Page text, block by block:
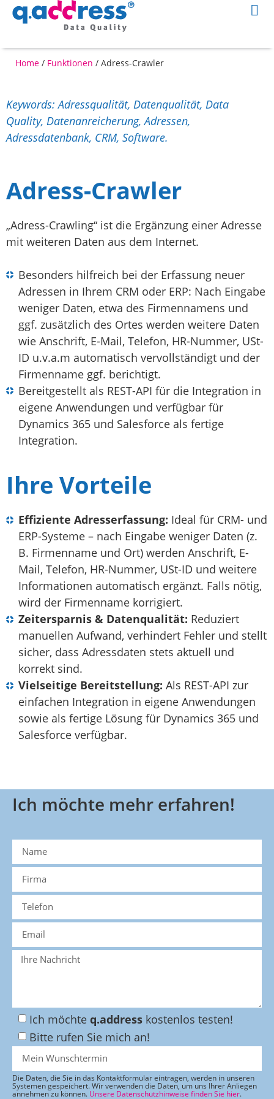
Home / Funktionen / Adress-Crawler
Keywords: Adressqualität, Datenqualität, Data
Quality, Datenanreicherung, Adressen,
Adressdatenbank, CRM, Software.
Adress-Crawler
„Adress-Crawling“ ist die Ergänzung einer Adresse
mit weiteren Daten aus dem Internet.
Besonders hilfreich bei der Erfassung neuer
Adressen in Ihrem CRM oder ERP: Nach Eingabe
weniger Daten, etwa des Firmennamens und
ggf. zusätzlich des Ortes werden weitere Daten
wie Anschrift, E-Mail, Telefon, HR-Nummer, USt-
ID u.v.a.m automatisch vervollständigt und der
Firmenname ggf. berichtigt.
Bereitgestellt als REST-API für die Integration in
eigene Anwendungen und verfügbar für
Dynamics 365 und Salesforce als fertige
Integration.
Ihre Vorteile
Effiziente Adresserfassung: Ideal für CRM- und
ERP-Systeme – nach Eingabe weniger Daten (z.
B. Firmenname und Ort) werden Anschrift, E-
Mail, Telefon, HR-Nummer, USt-ID und weitere
Informationen automatisch ergänzt. Falls nötig,
wird der Firmenname korrigiert.
Zeitersparnis & Datenqualität: Reduziert
manuellen Aufwand, verhindert Fehler und stellt
sicher, dass Adressdaten stets aktuell und
korrekt sind.
Vielseitige Bereitstellung: Als REST-API zur
einfachen Integration in eigene Anwendungen
sowie als fertige Lösung für Dynamics 365 und
Salesforce verfügbar.
Ich möchte mehr erfahren!
Ich möchte q.address kostenlos testen!
Bitte rufen Sie mich an!
Die Daten, die Sie in das Kontaktformular eintragen, werden in unseren
Systemen gespeichert. Wir verwenden die Daten, um uns Ihrer Anliegen
annehmen zu können. Unsere Datenschutzhinweise finden Sie hier.